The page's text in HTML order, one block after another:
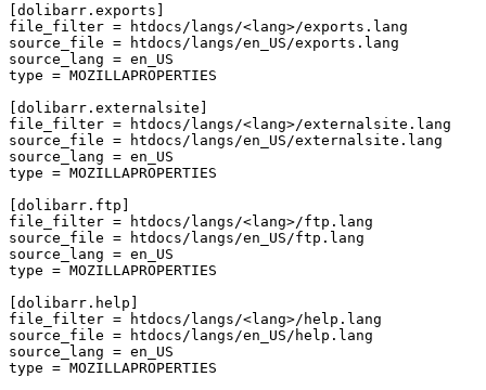
[dolibarr.exports]
file_filter =
htdocs/langs/<lang>/exports.lang
source_file =
htdocs/langs/en_US/exports.lang
source_lang = en_US
type = MOZILLAPROPERTIES
[dolibarr.externalsite]
file_filter =
htdocs/langs/<lang>/externalsite.lang
source_file =
htdocs/langs/en_US/externalsite.lang
source_lang = en_US
type = MOZILLAPROPERTIES
[dolibarr.ftp]
file_filter =
htdocs/langs/<lang>/ftp.lang
source_file =
htdocs/langs/en_US/ftp.lang
source_lang = en_US
type = MOZILLAPROPERTIES
[dolibarr.help]
file_filter =
htdocs/langs/<lang>/help.lang
source_file =
htdocs/langs/en_US/help.lang
source_lang = en_US
type = MOZILLAPROPERTIES